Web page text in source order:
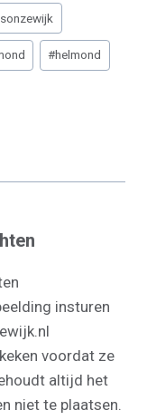
R
E
O
N
I
L E
N
S
P
#helmond
insturen
voordat ze
altijd het
niet te plaatsen.